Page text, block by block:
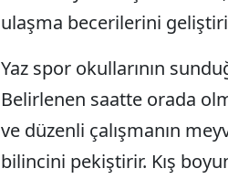
ulaşma becerilerini
Yaz spor okullarının
Belirlenen saatte orada
ve düzenli çalışmanın
bilincini pekiştirir. Kış